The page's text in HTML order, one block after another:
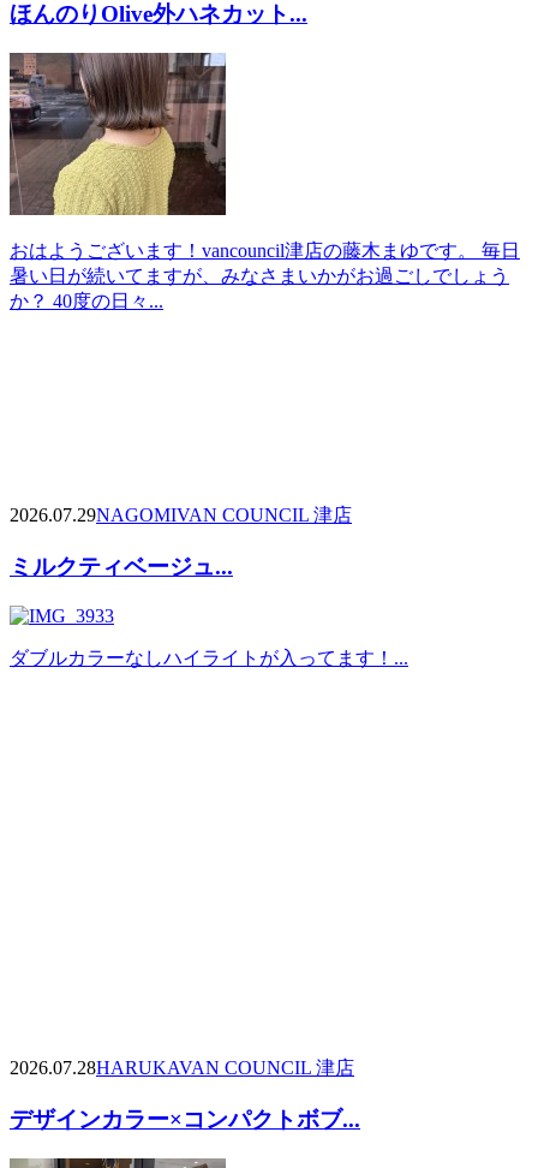
ほんのりOlive外ハネカット...
おはようございます！vancouncil津店の藤木まゆです。 毎日
暑い日が続いてますが、みなさまいかがお過ごしでしょう
か？ 40度の日々...
2026.07.29NAGOMIVAN COUNCIL 津店
ミルクティベージュ...
ダブルカラーなしハイライトが入ってます！...
2026.07.28HARUKAVAN COUNCIL 津店
デザインカラー×コンパクトボブ...